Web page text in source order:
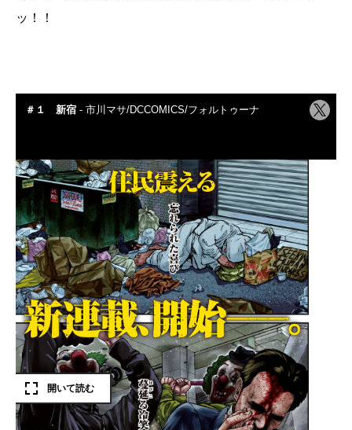
ッ！！